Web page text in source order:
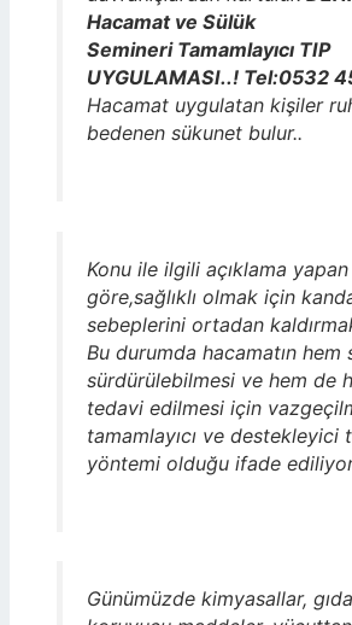
Hacamat ve Sülük
Semineri Tamamlayıcı TIP
UYGULAMASI..! Tel:0532
Hacamat uygulatan kişiler
bedenen sükunet bulur..
Konu ile ilgili açıklama
göre,sağlıklı olmak için
sebeplerini ortadan
Bu durumda hacamatın hem
sürdürülebilmesi ve hem de
tedavi edilmesi için
tamamlayıcı ve destekleyici
yöntemi olduğu ifade
Günümüzde kimyasallar,